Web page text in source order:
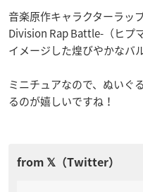
音楽原作キャラクターラッ
Division Rap Battle-（ヒプ
イメージした煌びやかなバ
ミニチュアなので、ぬいぐ
るのが嬉しいですね！